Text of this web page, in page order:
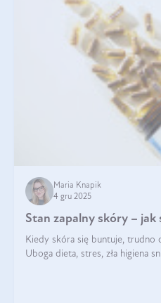
Maria Knapik
4 gru 2025
Stan zapalny skóry – jak
Kiedy skóra się buntuje, trudno
Uboga dieta, stres, zła higiena